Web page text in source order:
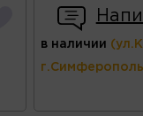
в наличии